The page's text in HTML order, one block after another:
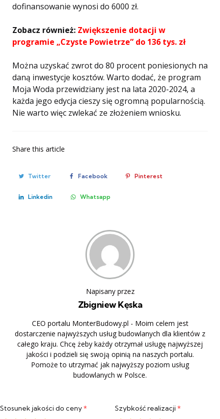
dofinansowanie wynosi do 6000 zł.
Zobacz również: Zwiększenie dotacji w
programie „Czyste Powietrze” do 136 tys. zł
Można uzyskać zwrot do 80 procent poniesionych na
daną inwestycje kosztów. Warto dodać, że program
Moja Woda przewidziany jest na lata 2020-2024, a
każda jego edycja cieszy się ogromną popularnością.
Nie warto więc zwlekać ze złożeniem wniosku.
Share this article
Twitter Facebook Pinterest
Linkedin Whatsapp
Napisany przez
Zbigniew Kęska
CEO portalu MonterBudowy.pl - Moim celem jest
dostarczenie najwyższych usług budowlanych dla klientów z
całego kraju. Chcę żeby każdy otrzymał usługę najwyższej
jakości i podzieli się swoją opinią na naszych portalu.
Pomoże to utrzymać jak najwyższy poziom usług
budowlanych w Polsce.
Stosunek jakości do ceny* Szybkość realizacji*